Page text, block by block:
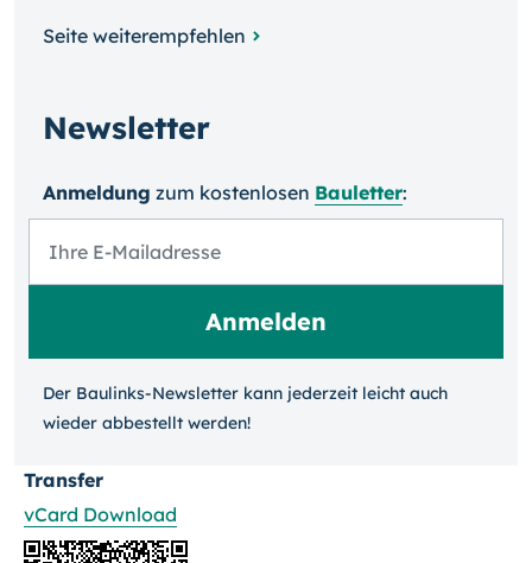
Seite weiterempfehlen
Newsletter
Anmeldung zum kosten­losen Bauletter:
Der Baulinks-Newsletter kann jeder­zeit leicht auch
wieder ab­bestellt werden!
Transfer
vCard Download